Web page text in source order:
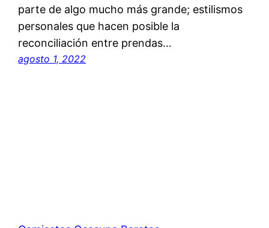
parte de algo mucho más grande; estilismos
personales que hacen posible la
reconciliación entre prendas…
agosto 1, 2022